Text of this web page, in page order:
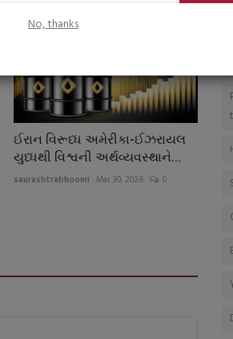
No, thanks
ઈરાન વિરૂધ્ધ અમેરીકા-ઈઝરાયલ
યુધ્ધથી વિશ્વની અર્થવ્યવસ્થાને...
saurashtrabhoomi Mar 30, 2026 0